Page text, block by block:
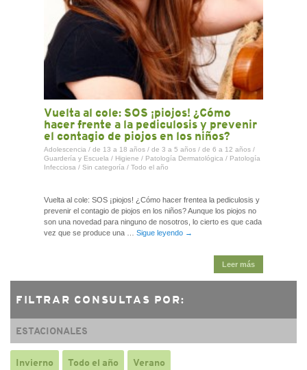
Vuelta al cole: SOS ¡piojos! ¿Cómo
hacer frente a la pediculosis y prevenir
el contagio de piojos en los niños?
Adolescencia / de 13 a 18 años / de 3 a 5 años / de 6 a 12 años /
Guardería y Escuela / Higiene / Patología Dermatológica / Patología
Infecciosa / Sin categoría / Todo el año
Vuelta al cole: SOS ¡piojos! ¿Cómo hacer frentea la pediculosis y
prevenir el contagio de piojos en los niños? Aunque los piojos no
son una novedad para ninguno de nosotros, lo cierto es que cada
vez que se produce una … Sigue leyendo →
Leer más
FILTRAR CONSULTAS POR:
ESTACIONALES
Invierno Todo el año Verano